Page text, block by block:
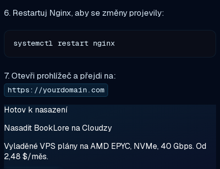
6. Restartuj Nginx, aby se změny projevily:
7. Otevři prohlížeč a přejdi na:
https://yourdomain.com
Hotov k nasazení
Nasadit BookLore na Cloudzy
Vyladěné VPS plány na AMD EPYC, NVMe, 40 Gbps. Od
2,48 $/měs.